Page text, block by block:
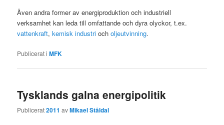
Även andra former av energiproduktion och industriell
verksamhet kan leda till omfattande och dyra olyckor, t.ex.
vattenkraft,kemisk industri ocholjeutvinning.
Publicerat i MFK
Tysklands galna energipolitik
Publicerat2011 avMikael Ståldal